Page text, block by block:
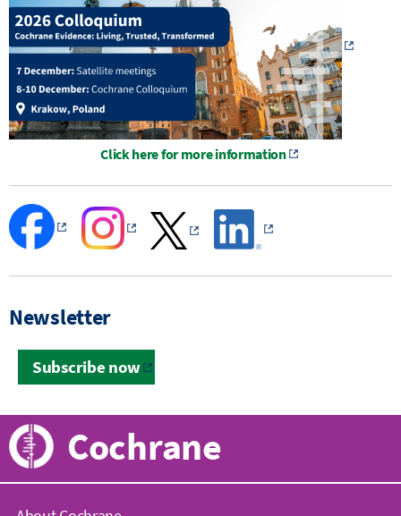
Click here for more information
Newsletter
Subscribe now
Cochrane